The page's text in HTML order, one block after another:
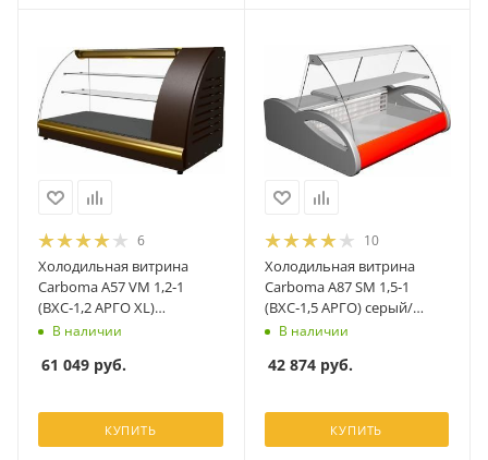
6
Холодильная витрина
Carboma A57 VM 1,2‑1
(ВХС‑1,2 АРГО XL)
коричневый/золото
В наличии
61 049 руб.
КУПИТЬ
10
Холодильная витрина
Carboma A87 SM 1,5‑1
(ВХС‑1,5 АРГО) серый/
красный
В наличии
42 874руб.
КУПИТЬ